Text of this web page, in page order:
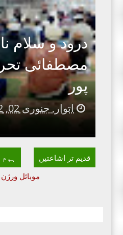
درود و سلام
مصطفائی
پور
اتوار, جنوری 02, 2022
قدیم تر اشاعتیں
ہوم
موبائل